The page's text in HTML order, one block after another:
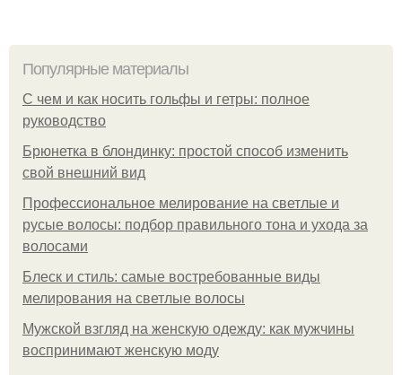
Популярные материалы
С чем и как носить гольфы и гетры: полное
руководство
Брюнетка в блондинку: простой способ изменить
свой внешний вид
Профессиональное мелирование на светлые и
русые волосы: подбор правильного тона и ухода за
волосами
Блеск и стиль: самые востребованные виды
мелирования на светлые волосы
Мужской взгляд на женскую одежду: как мужчины
воспринимают женскую моду